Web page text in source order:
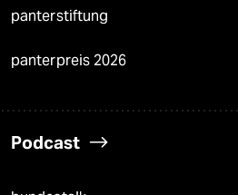
panterstiftung
panterpreis 2026
Podcast